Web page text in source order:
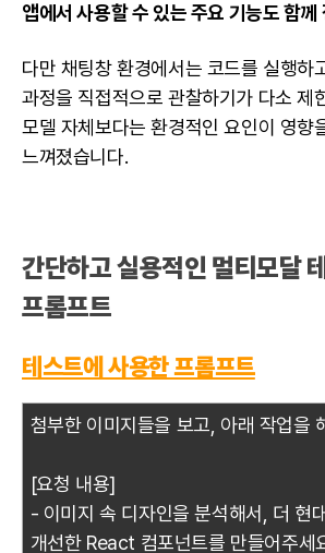
앱에서 사용할 수 있는 주요 기능도 함
다만 채팅창 환경에서는 코드를 실행하
과정을 직접적으로 관찰하기가 다소 제
모델 자체보다는 환경적인 요인이 영향
느껴졌습니다.
간단하고 실용적인 멀티모달
프롬프트
테스트에 사용한 프롬프트
첨부한 이미지들을 보고, 아래 작업을
[요청 내용]
- 이미지 속 디자인을 분석해서, 더 현
개선한 React 컴포넌트를 만들어주세